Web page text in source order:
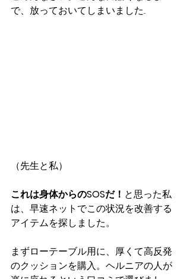
で、放っておいてしまいました...
（先生と私）
これは身体からのSOSだ！ と思った私
は、早速ネットでこの状況を改善する
アイテムを探しました。
まずローテーブル用に、厚くて高反発
のクッションを購入。ヘルニアの人が